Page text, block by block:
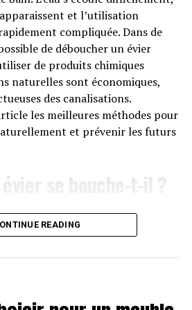
d’une pièce. Des nuances
aux teintes apaisantes
explorez l’impact des
Combinaison
combiner les couleurs avec
harmonie visuelle qui séduit
du Mobilier
du mobilier qui peuvent
n’importe quelle pièce. Des
et l’utilisation
compliquée. Dans de
de déboucher un évier
de produits chimiques
naturelles sont économiques,
des canalisations.
les meilleures méthodes pour
et prévenir les futurs
se bouche-t-il ?
généralement à cause de
de déchets dans les
ADVERTISEMENT
READING